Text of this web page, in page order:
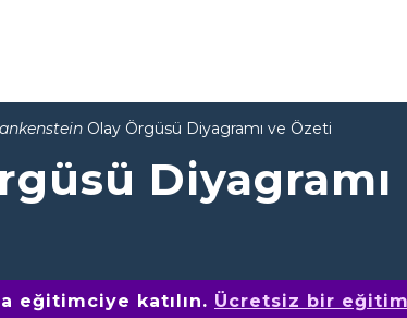
Olay Örgüsü Diyagramı ve Özeti
Diyagramı
eğitimciye katılın. Ücretsiz bir